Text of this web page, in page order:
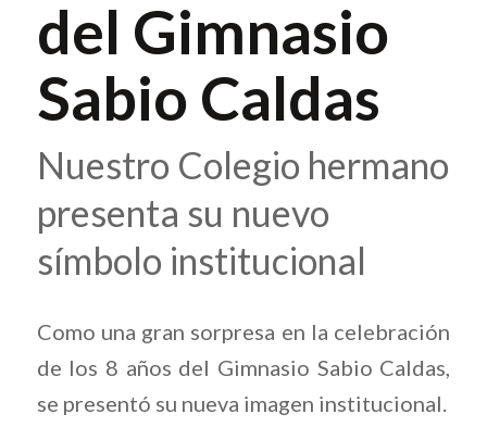
del Gimnasio
Sabio Caldas
Nuestro Colegio hermano
presenta su nuevo
símbolo institucional
Como una gran sorpresa en la celebración
de los 8 años del Gimnasio Sabio Caldas,
se presentó su nueva imagen institucional.